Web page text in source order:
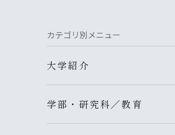
カテゴリ別メニュー
大学紹介
学部・研究科／教育